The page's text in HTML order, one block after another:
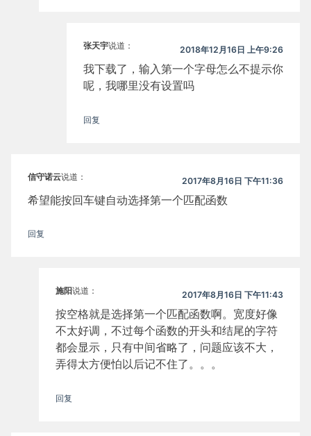
张天宇说道： 2018年12月16日 上午9:26
我下载了，输入第一个字母怎么不提示你
呢，我哪里没有设置吗
回复
信守诺云说道： 2017年8月16日 下午11:36
希望能按回车键自动选择第一个匹配函数
回复
施阳说道： 2017年8月16日 下午11:43
按空格就是选择第一个匹配函数啊。宽度好像
不太好调，不过每个函数的开头和结尾的字符
都会显示，只有中间省略了，问题应该不大，
弄得太方便怕以后记不住了。。。
回复